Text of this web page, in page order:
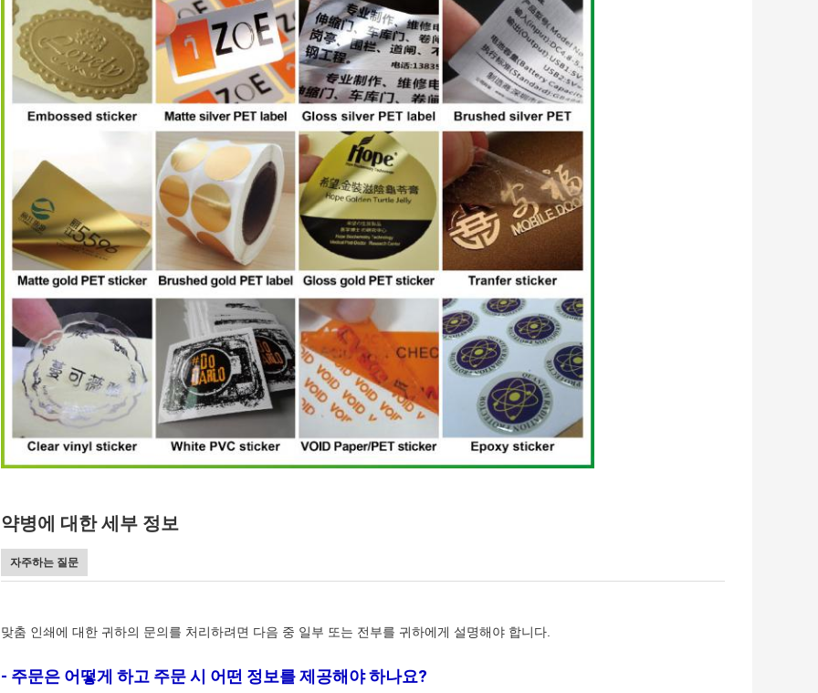
약병에 대한 세부 정보
자주하는 질문
맞춤 인쇄에 대한 귀하의 문의를 처리하려면 다음 중 일부 또는 전부를 귀하에게 설명해야 합니다.
- 주문은 어떻게 하고 주문 시 어떤 정보를 제공해야 하나요?